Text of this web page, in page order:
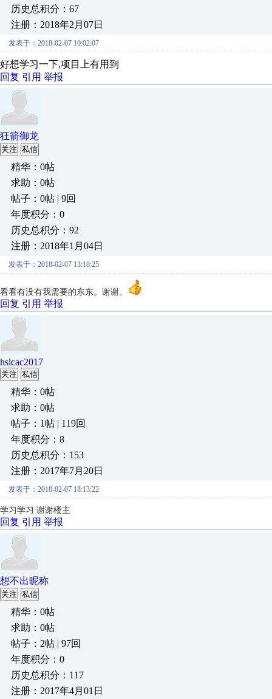
历史总积分：67
注册：2018年2月07日
发表于：2018-02-07 10:02:07
好想学习一下,项目上有用到
回复 引用 举报
狂箭御龙
关注 私信
精华：0帖
求助：0帖
帖子：0帖 | 9回
年度积分：0
历史总积分：92
注册：2018年1月04日
发表于：2018-02-07 13:18:25
看看有没有我需要的东东。谢谢。
回复 引用 举报
hslcac2017
关注 私信
精华：0帖
求助：0帖
帖子：1帖 | 119回
年度积分：8
历史总积分：153
注册：2017年7月20日
发表于：2018-02-07 18:13:22
学习学习 谢谢楼主
回复 引用 举报
想不出昵称
关注 私信
精华：0帖
求助：0帖
帖子：2帖 | 97回
年度积分：0
历史总积分：117
注册：2017年4月01日